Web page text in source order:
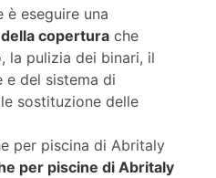
eseguire una
copertura che
la pulizia dei binari, il
del sistema di
sostituzione delle
per piscina di Abritaly
per piscine di Abritaly